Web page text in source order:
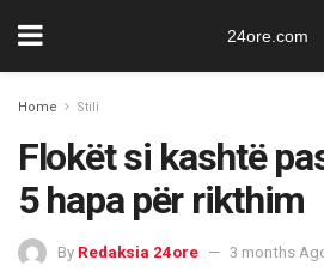
24ore.com
Home Stili
Flokët si kashtë
5 hapa për rikthim
By Redaksia 24ore 3 months